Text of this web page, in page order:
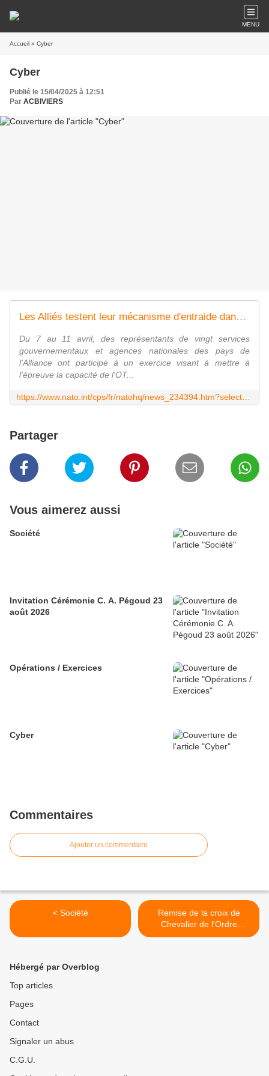
MENU
Accueil » Cyber
Cyber
Publié le 15/04/2025 à 12:51
Par ACBIVIERS
Les Alliés testent leur mécanisme d'entraide dans le domaine cyber au cours d'un exercice OTAN
Du 7 au 11 avril, des représentants de vingt services
gouvernementaux et agences nationales des pays de
l'Alliance ont participé à un exercice visant à mettre à
l'épreuve la capacité de l'OT...
Partager
Vous aimerez aussi
Société
Invitation Cérémonie C. A. Pégoud 23
août 2026
Opérations / Exercices
Cyber
Commentaires
Ajouter un commentaire
< Société
Remise de la croix de
Chevalier de l'Ordre
National du Mérite à Hubert
Hébergé par Overblog
Top articles
Pages
Contact
Signaler un abus
C.G.U.